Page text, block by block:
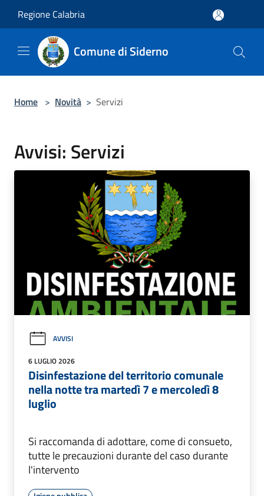
Regione Calabria
Comune di Siderno
Home > Novità > Servizi
Avvisi: Servizi
AVVISI
6 LUGLIO 2026
Disinfestazione del territorio comunale
nella notte tra martedì 7 e mercoledì 8
luglio
Si raccomanda di adottare, come di consueto,
tutte le precauzioni durante del caso durante
l'intervento